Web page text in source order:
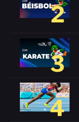
2
3
4